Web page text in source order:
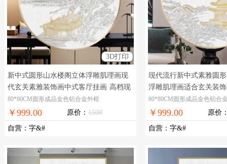
3D打印
新中式圆形山水楼阁立体浮雕肌理画现
代玄关素雅装饰画中式客厅挂画 高档现
代立体圆形装饰画
80*80CM圆形成品金色铝合金外框
￥999.00 原价： 1500
自营 ： 字&#
现代流行新中式素雅圆
浮雕肌理画适合玄关装
画 高档现代立体装饰画
80*80CM圆形成品金色铝合
￥999.00 原价
自营 ： 字&#